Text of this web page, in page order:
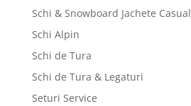
Schi & Snowboard Jachete Casual
Schi Alpin
Schi de Tura
Schi de Tura & Legaturi
Seturi Service